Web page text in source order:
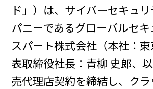
ド」）は、サイバーセキュ
パニーであるグローバルセ
スパート株式会社（本社：
表取締役社長：青柳 史郎、
売代理店契約を締結し、ク